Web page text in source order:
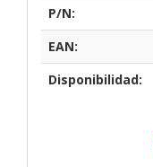
P/N:
EAN:
Disponibilidad: